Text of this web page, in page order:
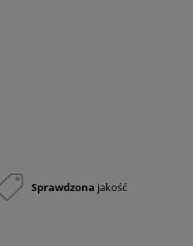
Sprawdzona jakość